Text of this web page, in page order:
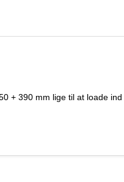
+ 390 mm lige til at loade ind